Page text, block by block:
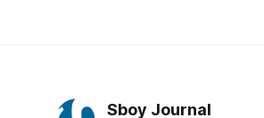
Sboy Journal